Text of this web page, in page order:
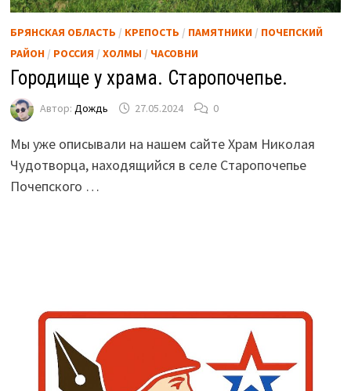
БРЯНСКАЯ ОБЛАСТЬ / КРЕПОСТЬ / ПАМЯТНИКИ/ ПОЧЕПСКИЙ
РАЙОН/ РОССИЯ / ХОЛМЫ / ЧАСОВНИ
Городище у храма. Старопочепье.
Автор: Дождь 27.05.2024 0
Мы уже описывали на нашем сайте Храм Николая
Чудотворца, находящийся в селе Старопочепье
Почепского …